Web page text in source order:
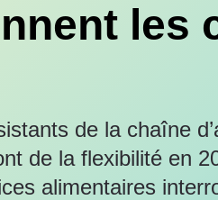
les
de la chaîne
de la flexibilité en
alimentaires